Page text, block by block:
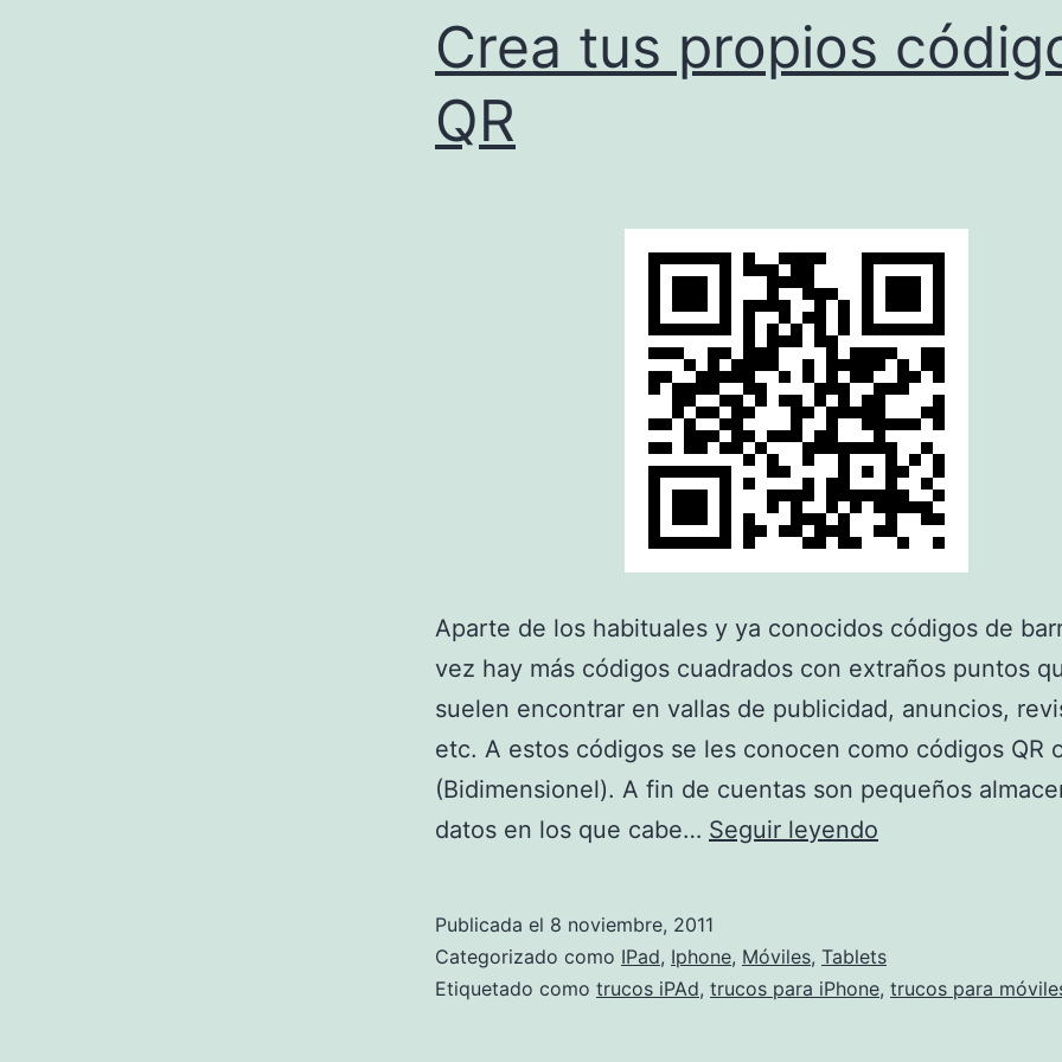
Crea tus propios
QR
Aparte de los habituales y ya conocidos códigos de
vez hay más códigos cuadrados con extraños puntos
suelen encontrar en vallas de publicidad, anuncios,
etc. A estos códigos se les conocen como códigos QR
(Bidimensionel). A fin de cuentas son pequeños
datos en los que cabe… Seguir leyendo
códigos
QR
Publicada el 8 noviembre, 2011
Categorizado como IPad, Iphone, Móviles, Tablets
Etiquetado como trucos iPAd, trucos para iPhone, trucos para